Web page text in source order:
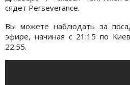
сядет Perseverance.
Вы можете наблюдать за
эфире, начиная с 21:15 по
22:55.